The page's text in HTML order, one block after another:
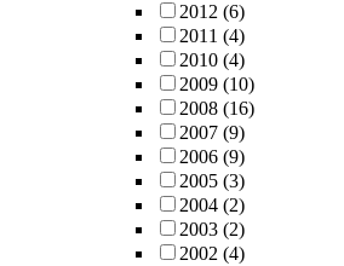
2012 (6)
2011 (4)
2010 (4)
2009 (10)
2008 (16)
2007 (9)
2006 (9)
2005 (3)
2004 (2)
2003 (2)
2002 (4)